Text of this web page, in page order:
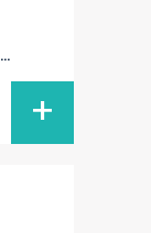
...
+